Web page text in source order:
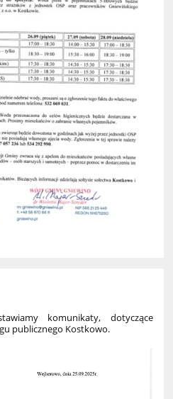
komunikaty, dotyczące
publicznego Kostkowo.